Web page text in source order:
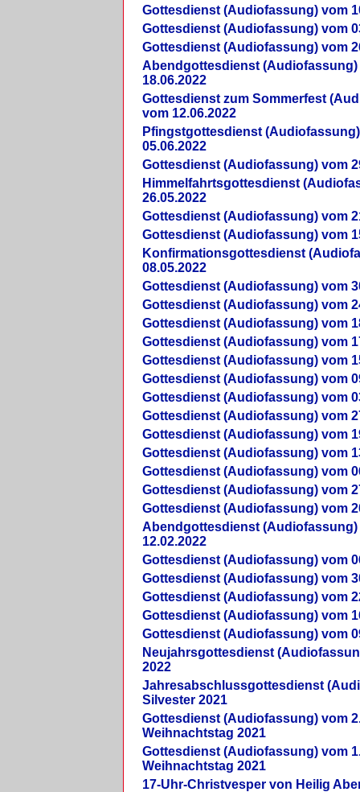
Gottesdienst (Audiofassung) vom
Gottesdienst (Audiofassung) vom
Gottesdienst (Audiofassung) vom
Abendgottesdienst (Audiofassung)
18.06.2022
Gottesdienst zum Sommerfest
vom 12.06.2022
Pfingstgottesdienst
05.06.2022
Gottesdienst (Audiofassung) vom
Himmelfahrtsgottesdienst
26.05.2022
Gottesdienst (Audiofassung) vom
Gottesdienst (Audiofassung) vom
Konfirmationsgottesdienst
08.05.2022
Gottesdienst (Audiofassung) vom
Gottesdienst (Audiofassung) vom
Gottesdienst (Audiofassung) vom
Gottesdienst (Audiofassung) vom
Gottesdienst (Audiofassung) vom
Gottesdienst (Audiofassung) vom
Gottesdienst (Audiofassung) vom
Gottesdienst (Audiofassung) vom
Gottesdienst (Audiofassung) vom
Gottesdienst (Audiofassung) vom
Gottesdienst (Audiofassung) vom
Gottesdienst (Audiofassung) vom
Gottesdienst (Audiofassung) vom
Abendgottesdienst (Audiofassung)
12.02.2022
Gottesdienst (Audiofassung) vom
Gottesdienst (Audiofassung) vom
Gottesdienst (Audiofassung) vom
Gottesdienst (Audiofassung) vom
Gottesdienst (Audiofassung) vom
Neujahrsgottesdienst
2022
Jahresabschlussgottesdienst
Silvester 2021
Gottesdienst (Audiofassung) vom
Weihnachtstag 2021
Gottesdienst (Audiofassung) vom
Weihnachtstag 2021
17-Uhr-Christvesper von Heilig